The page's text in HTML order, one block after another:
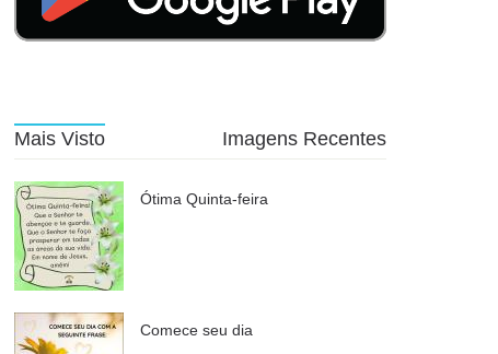
Mais Visto Imagens Recentes
Ótima Quinta-feira
Comece seu dia